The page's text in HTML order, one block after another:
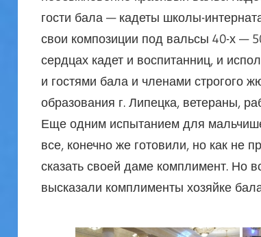
гости бала — кадеты школы-
свои композиции под вальсы 40-х —
сердцах кадет и воспитанниц, и
и гостями бала и членами строгого
образования г. Липецка, ветераны,
Еще одним испытанием для
все, конечно же готовили, но как не
сказать своей даме комплимент. Но
высказали комплименты хозяйке